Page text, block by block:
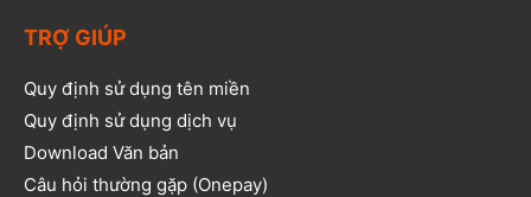
TRỢ GIÚP
Quy định sử dụng tên miền
Quy định sử dụng dịch vụ
Download Văn bản
Câu hỏi thường gặp (Onepay)